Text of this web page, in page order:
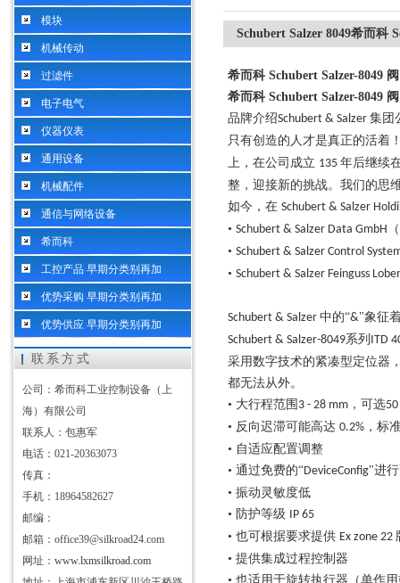
模块
机械传动
过滤件
电子电气
仪器仪表
通用设备
机械配件
通信与网络设备
希而科
工控产品 早期分类别再加
优势采购 早期分类别再加
优势供应 早期分类别再加
联系方式
公司：希而科工业控制设备（上
海）有限公司
联系人：包惠军
电话：021-20363073
传真：
手机：18964582627
邮编：
邮箱：office39@silkroad24.com
网址： www.lxmsilkroad.com
Schubert Salzer 8049希而科
希而科 Schubert Salzer-8049
希而科 Schubert Salzer-8049
品牌介绍Schubert & Salzer 集团
只有创造的人才是真正的活着
上，在公司成立 135 年后继续
整，迎接新的挑战。我们的思
如今，在 Schubert & Salzer
• Schubert & Salzer Data GmbH
• Schubert & Salzer Control
• Schubert & Salzer Feinguss
Schubert & Salzer 中的“&"象征
Schubert & Salzer-8049系列 ITD
采用数字技术的紧凑型定位器
都无法从外。
• 大行程范围 3 - 28 mm ，可选
• 反向迟滞可能高达 0.2% ，标
• 自适应配置调整
• 通过免费的“DeviceConfig"进
• 振动灵敏度低
• 防护等级 IP 65
• 也可根据要求提供 Ex zone 22
• 提供集成过程控制器
• 也适用于旋转执行器（单作